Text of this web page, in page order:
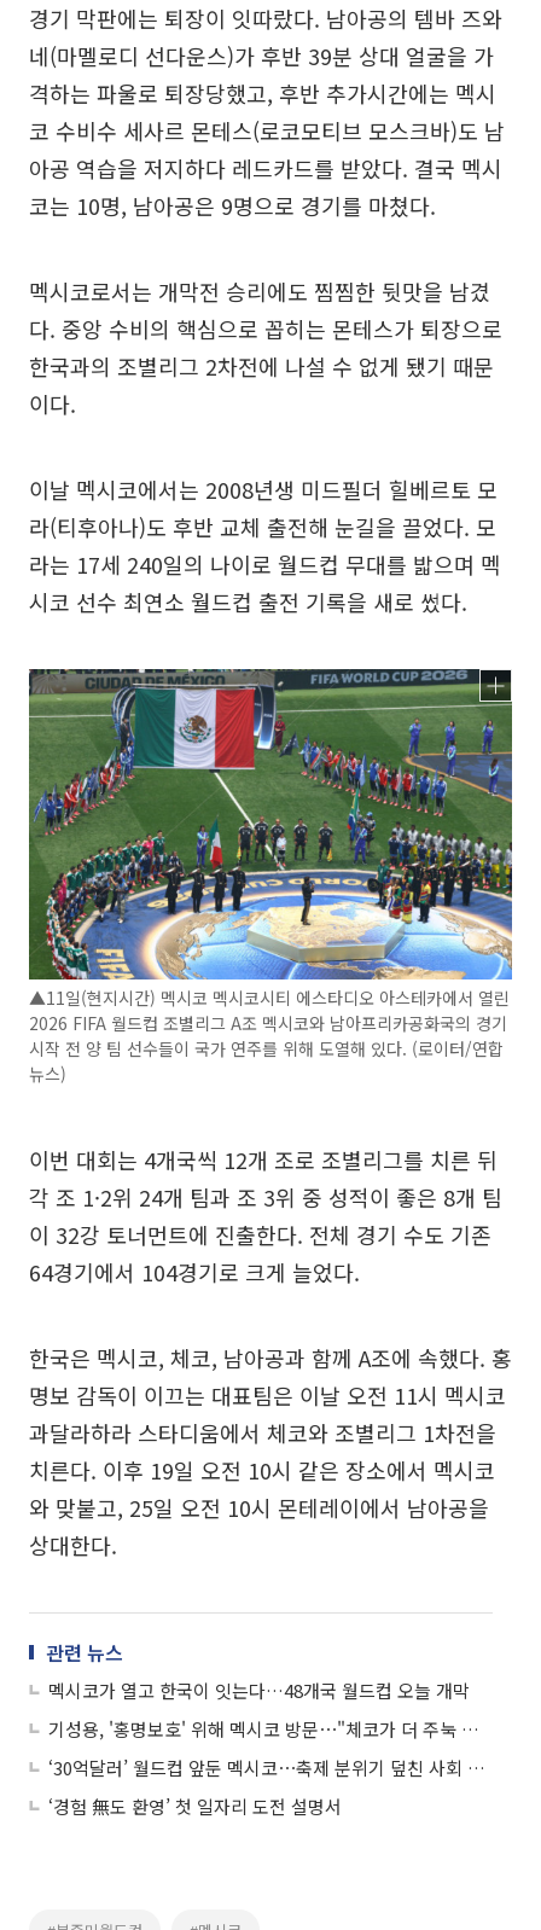
경기 막판에는 퇴장이 잇따랐다. 남아공의 템바 즈와
네(마멜로디 선다운스)가 후반 39분 상대 얼굴을 가
격하는 파울로 퇴장당했고, 후반 추가시간에는 멕시
코 수비수 세사르 몬테스(로코모티브 모스크바)도 남
아공 역습을 저지하다 레드카드를 받았다. 결국 멕시
코는 10명, 남아공은 9명으로 경기를 마쳤다.
멕시코로서는 개막전 승리에도 찜찜한 뒷맛을 남겼
다. 중앙 수비의 핵심으로 꼽히는 몬테스가 퇴장으로
한국과의 조별리그 2차전에 나설 수 없게 됐기 때문
이다.
이날 멕시코에서는 2008년생 미드필더 힐베르토 모
라(티후아나)도 후반 교체 출전해 눈길을 끌었다. 모
라는 17세 240일의 나이로 월드컵 무대를 밟으며 멕
시코 선수 최연소 월드컵 출전 기록을 새로 썼다.
▲11일(현지시간) 멕시코 멕시코시티 에스타디오 아스테카에서 열린
2026 FIFA 월드컵 조별리그 A조 멕시코와 남아프리카공화국의 경기
시작 전 양 팀 선수들이 국가 연주를 위해 도열해 있다. (로이터/연합
뉴스)
이번 대회는 4개국씩 12개 조로 조별리그를 치른 뒤
각 조 1·2위 24개 팀과 조 3위 중 성적이 좋은 8개 팀
이 32강 토너먼트에 진출한다. 전체 경기 수도 기존
64경기에서 104경기로 크게 늘었다.
한국은 멕시코, 체코, 남아공과 함께 A조에 속했다. 홍
명보 감독이 이끄는 대표팀은 이날 오전 11시 멕시코
과달라하라 스타디움에서 체코와 조별리그 1차전을
치른다. 이후 19일 오전 10시 같은 장소에서 멕시코
와 맞붙고, 25일 오전 10시 몬테레이에서 남아공을
상대한다.
관련 뉴스
멕시코가 열고 한국이 잇는다…48개국 월드컵 오늘 개막
기성용, '홍명보호' 위해 멕시코 방문⋯"체코가 더 주눅 들 것"
‘30억달러’ 월드컵 앞둔 멕시코⋯축제 분위기 덮친 사회 갈등
‘경험 無도 환영’ 첫 일자리 도전 설명서